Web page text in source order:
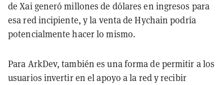
de Xai generó millones de dólares en ingresos para
esa red incipiente, y la venta de Hychain podría
potencialmente hacer lo mismo.
Para ArkDev, también es una forma de permitir a los
usuarios invertir en el apoyo a la red y recibir